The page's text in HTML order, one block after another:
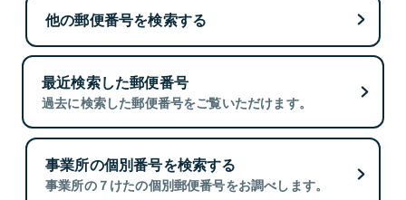
他の郵便番号を検索する
最近検索した郵便番号
過去に検索した郵便番号をご覧いただけます。
事業所の個別番号を検索する
事業所の７けたの個別郵便番号をお調べします。